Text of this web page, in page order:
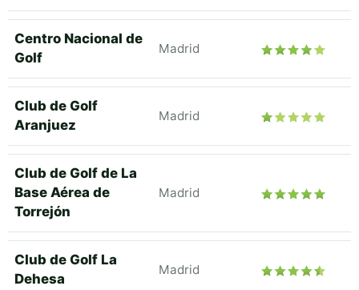
Centro Nacional de
Golf
Madrid
Club de Golf
Aranjuez
Madrid
Club de Golf de La
Base Aérea de
Torrejón
Madrid
Club de Golf La
Dehesa
Madrid